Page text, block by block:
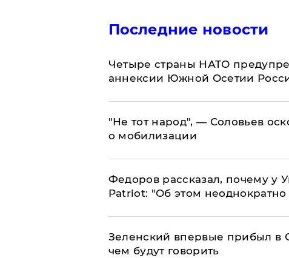
Последние новости
Четыре страны НАТО
аннексии Южной Осетии
​"Не тот народ", — Соловьев
о мобилизации
Федоров рассказал, почему у
Patriot: "Об этом неоднократно
Зеленский впервые прибыл в
чем будут говорить